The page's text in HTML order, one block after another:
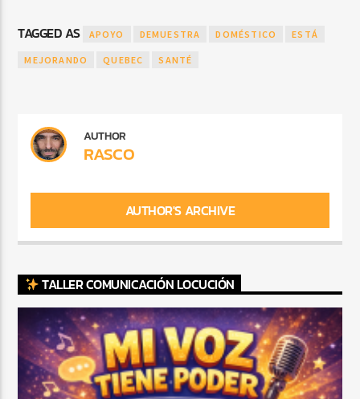
TAGGED AS APOYO DEMUESTRA DOMÉSTICO ESTÁ
MEJORANDO QUEBEC SANTÉ
AUTHOR
RASCO
AUTHOR'S ARCHIVE
TALLER COMUNICACIÓN LOCUCIÓN